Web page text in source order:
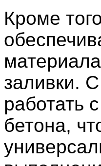
Кроме
заливки.
работать
бетона,